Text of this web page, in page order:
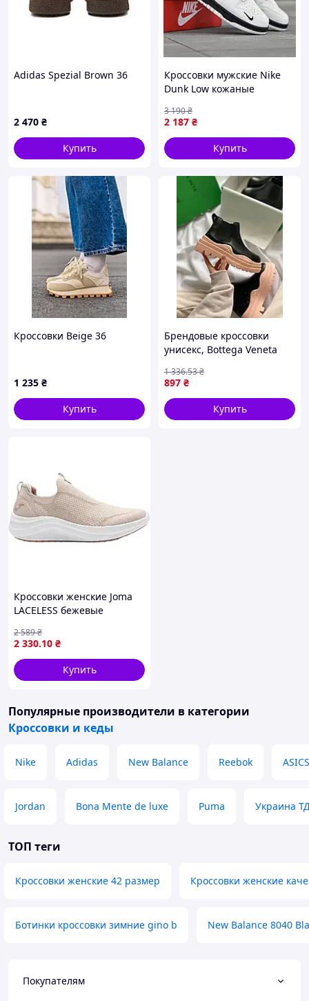
Adidas Spezial Brown 36
2 470 ₴
Купить
Кроссовки мужские Nike
Dunk Low кожаные
2 187 ₴
3 190₴
Купить
Кроссовки Beige 36
1 235 ₴
Купить
Брендовые кроссовки
унисекс, Bottega Veneta
36
897 ₴
1 336.53₴
Купить
Кроссовки женские Joma
LACELESS бежевые
2 330.10 ₴
2 589₴
Купить
Популярные производители в категории
Кроссовки и кеды
Nike Adidas New Balance Reebok ASICS
Jordan Bona Mente de luxe Puma Украина
ТОП теги
Кроссовки женские 42 размер Кроссовки женские
Ботинки кроссовки зимние gino b New Balance 8040
Покупателям